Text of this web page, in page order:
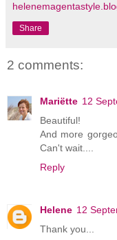
Share
2 comments:
Mariëtte 12
Beautiful!
And more
Can't wait....
Reply
Helene 12
Thank you...